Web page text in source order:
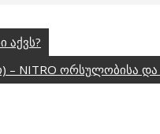
აქვს?
– NITRO ორსულობისა